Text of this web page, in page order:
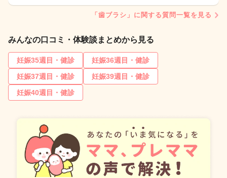
「歯ブラシ」に関する質問一覧を見る
みんなの口コミ・体験談まとめから見る
妊娠35週目・健診
妊娠36週目・健診
妊娠37週目・健診
妊娠39週目・健診
妊娠40週目・健診